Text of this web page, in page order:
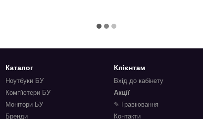
Каталог
Ноутбуки БУ
Комп'ютери БУ
Монітори БУ
Бренди
Клієнтам
Вхід до кабінету
Акції
✎ Гравіювання
Контакти